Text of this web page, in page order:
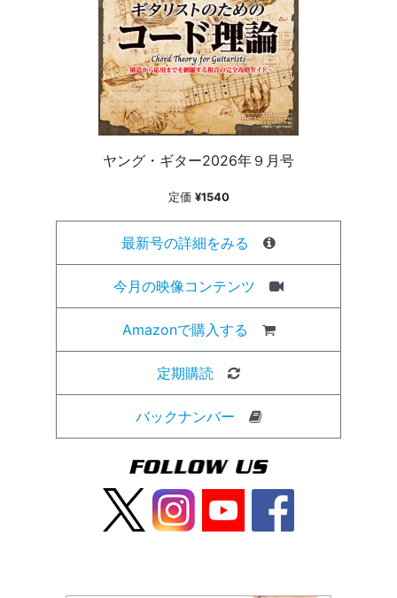
ヤング・ギター2026年９月号
定価 ¥1540
最新号の詳細をみる
今月の映像コンテンツ
Amazonで購入する
定期購読
バックナンバー